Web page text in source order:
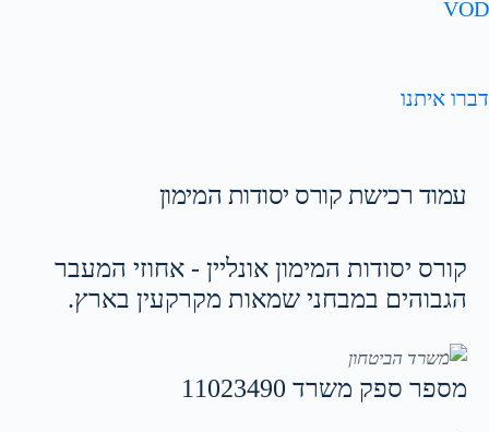
VOD
דברו איתנו
עמוד רכישת קורס יסודות המימון
קורס יסודות המימון אונליין - אחוזי המעבר
הגבוהים במבחני שמאות מקרקעין בארץ. ​​
מספר ספק משרד 11023490